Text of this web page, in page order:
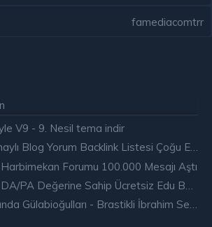
famediacomtrr
V9 - 9. Nesil tema indir
125 Bin Oto Onaylı Blog Yorum Backlink Listesi Çoğu Edu ve Gov Ücretsiz
Forumu 100.000 Mesajı Aştı
5 Adet Yüksek DA/PA Değerine Sahip Ücretsiz Edu Backlink
Munzur Dağlarında Gülabioğulları - Brastikli İbrahim Sevindik